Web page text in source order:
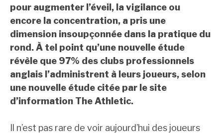
pour augmenter l’éveil, la vigilance ou
encore la concentration, a pris une
dimension insoupçonnée dans la pratique du
rond. À tel point qu’une nouvelle étude
révèle que 97% des clubs professionnels
anglais l’administrent à leurs joueurs, selon
une nouvelle étude citée par le site
d’information The Athletic.
Il n’est pas rare de voir aujourd’hui des joueurs